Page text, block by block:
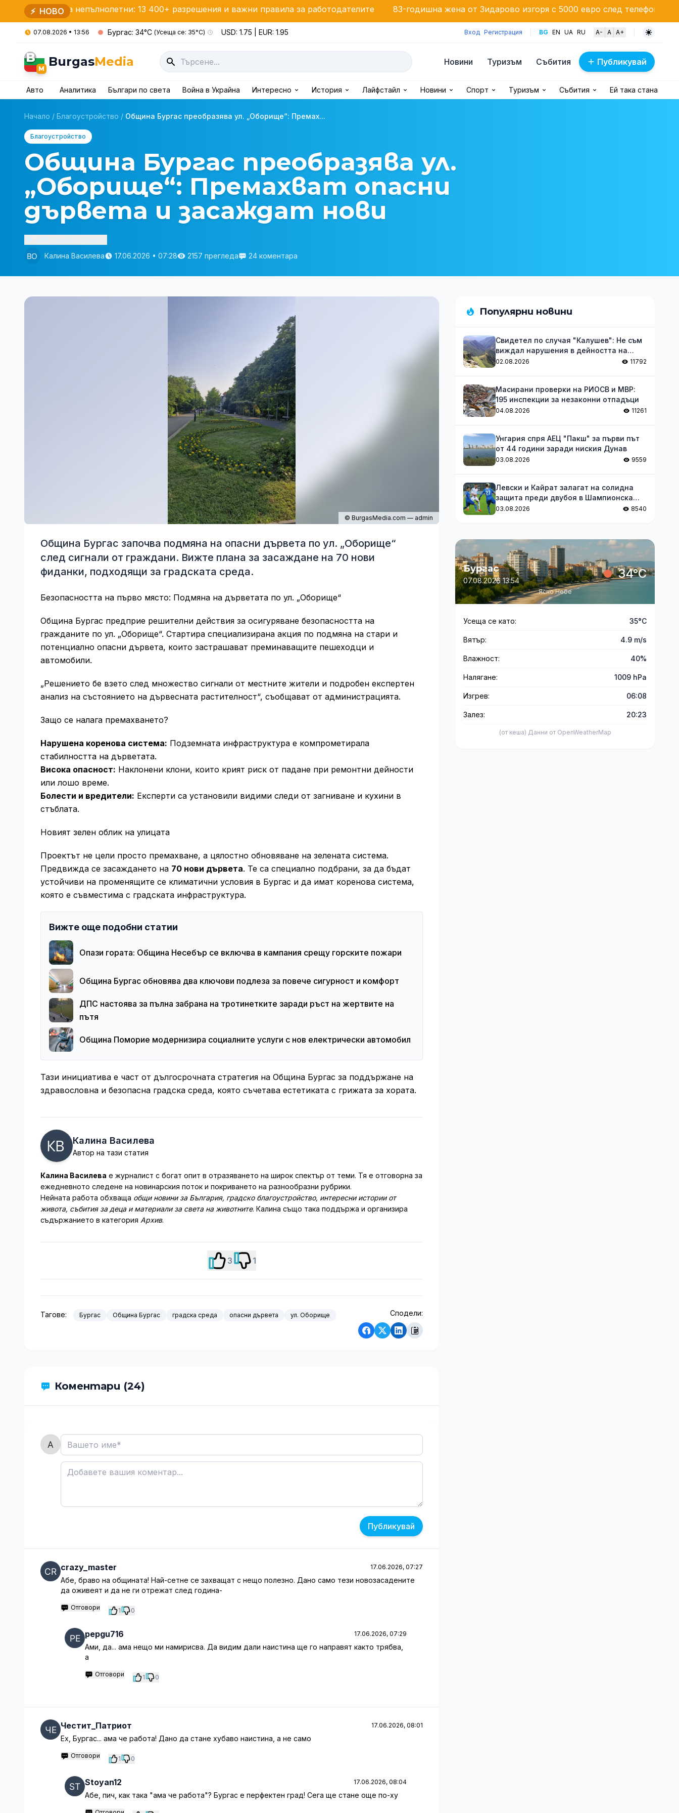
⚡ НОВО
за непълнолетни: 13 400+ разрешения и важни правила за работодателите 83-годишна жена от Зидарово изгоря с 5000 евро след телефонна измама
07.08.2026 • 13:56 Бургас: 34°C (Усеща се: 35°C) USD: 1.75 | EUR: 1.95 Вход Регистрация BG EN UA RU A- A A+
B
M BurgasMedia Новини Туризъм Събития Публикувай
Авто Аналитика Българи по света Война в Украйна Интересно История Лайфстайл Новини Спорт Туризъм Събития Ей така стана
Начало / Благоустройство / Община Бургас преобразява ул. „Оборище“: Премах...
Благоустройство
Община Бургас преобразява ул.
„Оборище“: Премахват опасни
дървета и засаждат нови
Калина Василева
17.06.2026 • 07:28 2157 прегледа 24 коментара
© BurgasMedia.com — admin
Община Бургас започва подмяна на опасни дървета по ул. „Оборище“
след сигнали от граждани. Вижте плана за засаждане на 70 нови
фиданки, подходящи за градската среда.
Безопасността на първо място: Подмяна на дърветата по ул. „Оборище“
Община Бургас предприе решителни действия за осигуряване безопасността на
гражданите по ул. „Оборище“. Стартира специализирана акция по подмяна на стари и
потенциално опасни дървета, които застрашават преминаващите пешеходци и
автомобили.
„Решението бе взето след множество сигнали от местните жители и подробен експертен
анализ на състоянието на дървесната растителност“, съобщават от администрацията.
Защо се налага премахването?
Нарушена коренова система: Подземната инфраструктура е компрометирала
стабилността на дърветата.
Висока опасност: Наклонени клони, които крият риск от падане при ремонтни дейности
или лошо време.
Болести и вредители: Експерти са установили видими следи от загниване и кухини в
стъблата.
Новият зелен облик на улицата
Проектът не цели просто премахване, а цялостно обновяване на зелената система.
Предвижда се засаждането на 70 нови дървета. Те са специално подбрани, за да бъдат
устойчиви на променящите се климатични условия в Бургас и да имат коренова система,
която е съвместима с градската инфраструктура.
Вижте още подобни статии
Опази гората: Община Несебър се включва в кампания срещу горските пожари
Община Бургас обновява два ключови подлеза за повече сигурност и комфорт
ДПС настоява за пълна забрана на тротинетките заради ръст на жертвите на
пътя
Община Поморие модернизира социалните услуги с нов електрически автомобил
Тази инициатива е част от дългосрочната стратегия на Община Бургас за поддържане на
здравословна и безопасна градска среда, която съчетава естетиката с грижата за хората.
Калина Василева
Автор на тази статия
Калина Василева е журналист с богат опит в отразяването на широк спектър от теми. Тя е отговорна за
ежедневното следене на новинарския поток и покриването на разнообразни рубрики.
Нейната работа обхваща общи новини за България, градско благоустройство, интересни истории от
живота, събития за деца и материали за света на животните. Калина също така поддържа и организира
съдържанието в категория Архив.
3 1
Тагове: Бургас Община Бургас градска среда опасни дървета ул. Оборище Сподели:
Коментари (24)
Публикувай
crazy_master 17.06.2026, 07:27
Абе, браво на общината! Най-сетне се захващат с нещо полезно. Дано само тези новозасадените
да оживеят и да не ги отрежат след година-
Отговори 1 0
pepgu716 17.06.2026, 07:29
Ами, да... ама нещо ми намирисва. Да видим дали наистина ще го направят както трябва,
а
Отговори 1 0
Честит_Патриот 17.06.2026, 08:01
Ех, Бургас... ама че работа! Дано да стане хубаво наистина, а не само
Отговори 1 0
Stoyan12 17.06.2026, 08:04
Абе, пич, как така "ама че работа"? Бургас е перфектен град! Сега ще стане още по-ху
Популярни новини
Свидетел по случая "Калушев": Не съм
виждал нарушения в дейността на
групата
02.08.2026 11792
Масирани проверки на РИОСВ и МВР:
195 инспекции за незаконни отпадъци
04.08.2026 11261
Унгария спря АЕЦ "Пакш" за първи път
от 44 години заради ниския Дунав
03.08.2026 9559
Левски и Кайрат залагат на солидна
защита преди двубоя в Шампионска
лига
03.08.2026 8540
Бургас
07.08.2026 13:54 34°C
Ясно Небе
Усеща се като: 35°C
Вятър: 4.9 m/s
Влажност: 40%
Налягане: 1009 hPa
Изгрев: 06:08
Залез: 20:23
(от кеша) Данни от OpenWeatherMap